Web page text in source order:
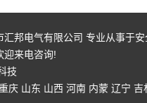
邦电气有限公司 专业从事于
迎来电咨询!
技
庆 山东 山西 河南 内蒙 辽宁 吉